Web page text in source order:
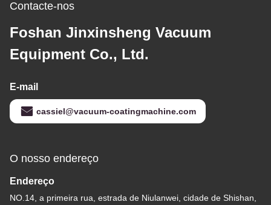
Contacte-nos
Foshan Jinxinsheng Vacuum
Equipment Co., Ltd.
E-mail
cassiel@vacuum-coatingmachine.com
O nosso endereço
Endereço
NO.14, a primeira rua, estrada de Niulanwei, cidade de Shishan,